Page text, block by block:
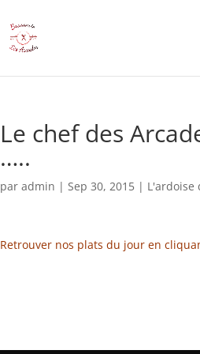
Le chef des
…..
paradmin |Sep 30, 2015 | L'ardoise
Retrouver nos plats du jour en